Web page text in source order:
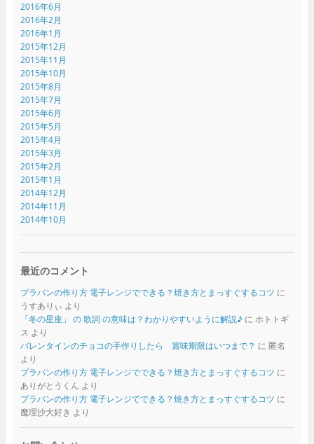
2016年6月
2016年2月
2016年1月
2015年12月
2015年11月
2015年10月
2015年8月
2015年7月
2015年6月
2015年5月
2015年4月
2015年3月
2015年2月
2015年1月
2014年12月
2014年11月
2014年10月
最近のコメント
プラバンの作り方 電子レンジでできる？焼き方とまっすぐするコツ に
うすありぃ より
「冬の星座」 の 歌詞 の意味は？わかりやすいように解説♪に ホトトギ
ス より
バレンタインのチョコの手作りしたら 賞味期限はいつまで？ に 匿名
より
プラバンの作り方 電子レンジでできる？焼き方とまっすぐするコツ に
ありがとうくん より
プラバンの作り方 電子レンジでできる？焼き方とまっすぐするコツ に
魔理沙大好き より